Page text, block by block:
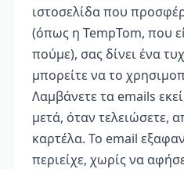
ιστοσελίδα που
(όπως η TempTom, που
πούμε), σας δίνει ένα
μπορείτε να το
Λαμβάνετε τα emails
μετά, όταν τελειώσετε,
καρτέλα. Το email
περιείχε, χωρίς να